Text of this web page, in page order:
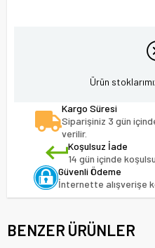
Ürün
Kargo Süresi
Siparişiniz 3 gün
verilir.
Koşulsuz İade
14 gün içinde
Güvenli Ödeme
İnternette alışverişe
BENZER ÜRÜNLER